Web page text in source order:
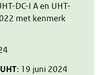
DC-I A en UHT-
met kenmerk
: 19 juni 2024